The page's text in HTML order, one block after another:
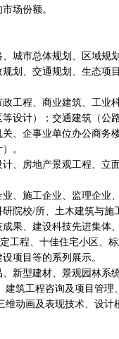
场份额。
城市总体规划、区域规
划、交通规划、生态项
工程、商业建筑、工业
设计）；交通建筑（公
、企事业单位办公商务
。
、房地产景观工程、立
、施工企业、监理企业
院校/所、土木建筑与施
果、建设科技先进集体
工程、十佳住宅小区、
项目等的系列展示。
新型建材、景观园林系
建筑工程咨询及项目管理
动画及表现技术、设计